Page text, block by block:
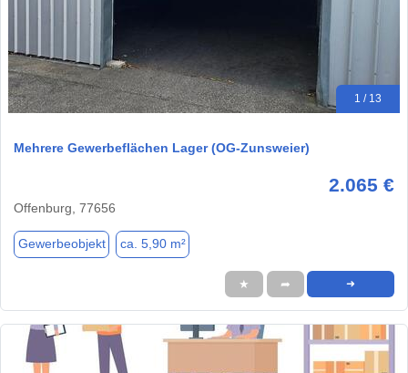
1 / 13
Mehrere Gewerbeflächen Lager (OG-Zunsweier)
2.065 €
Offenburg, 77656
Gewerbeobjekt ca. 5,90 m²
★ ➦ ➜